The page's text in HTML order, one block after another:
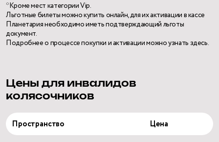
*Кроме мест категории Vip.
Льготные билеты можно купить онлайн, для их активации в кассе
Планетария необходимо иметь подтверждающий льготы
документ.
Подробнее о процессе покупки и активации можно узнать здесь.
Цены для инвалидов
колясочников
Пространство Цена